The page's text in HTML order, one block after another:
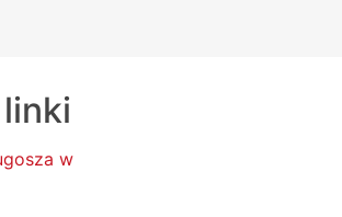
w